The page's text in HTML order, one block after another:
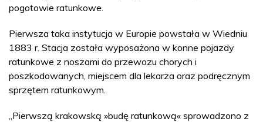
pogotowie ratunkowe.
Pierwsza taka instytucja w Europie powstała w Wiedniu
1883 r. Stacja została wyposażona w konne pojazdy
ratunkowe z noszami do przewozu chorych i
poszkodowanych, miejscem dla lekarza oraz podręcznym
sprzętem ratunkowym.
„Pierwszą krakowską »budę ratunkową« sprowadzono z